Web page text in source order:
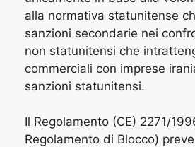
alla normativa statunitense
sanzioni secondarie nei
non statunitensi che
commerciali con imprese
sanzioni statunitensi.
Il Regolamento (CE) 2271/
Regolamento di Blocco)